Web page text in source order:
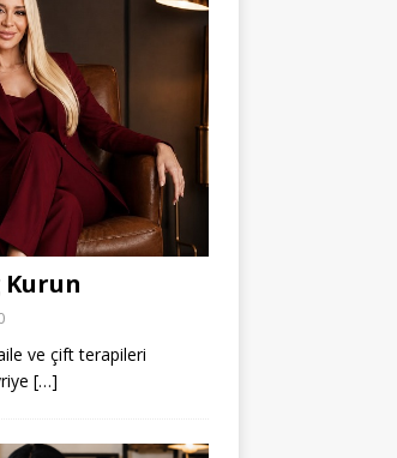
Kurun
ve çift terapileri
[…]